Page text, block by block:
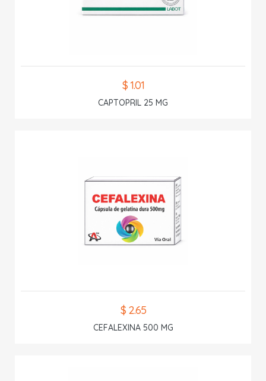
$ 1.01
CAPTOPRIL 25 MG
$ 2.65
CEFALEXINA 500 MG